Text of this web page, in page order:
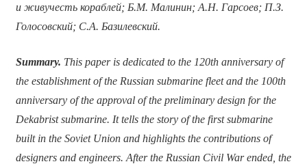
и живучесть кораблей; Б.М. Малинин; А.Н. Гарсоев; П.З.
Голосовский; С.А. Базилевский.
Summary. This paper is dedicated to the 120th anniversary of
the establishment of the Russian submarine fleet and the 100th
anniversary of the approval of the preliminary design for the
Dekabrist submarine. It tells the story of the first submarine
built in the Soviet Union and highlights the contributions of
designers and engineers. After the Russian Civil War ended, the